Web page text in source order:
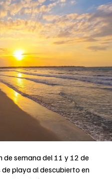
semana del 11 y 12 de
playa al descubierto en